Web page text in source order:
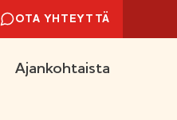
OTA YHTEYTTÄ
Ajankohtaista